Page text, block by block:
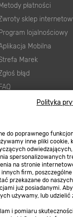
Polityka
do poprawnego
inne pliki cookie,
odwiedzających,
spersonalizowanych
na stronie
firm, poszczególne
przekazane do naszych
już posiadanymi.
używamy, lub udzielić
i pomiaru
Metody płatności
sklep
Program lojalnościowy
Mobilna
Marek
błąd
FAQ
Prawny obowiązek
prywatności